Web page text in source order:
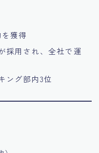
獲得
採用され、全社で運
ング部内3位